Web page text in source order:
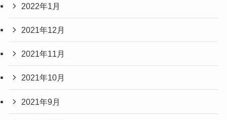
2022年1月
2021年12月
2021年11月
2021年10月
2021年9月